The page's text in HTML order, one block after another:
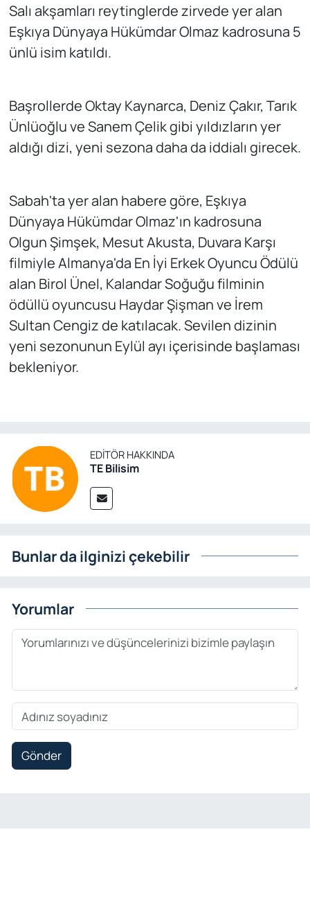
Salı akşamları reytinglerde zirvede yer alan
Eşkıya Dünyaya Hükümdar Olmaz kadrosuna 5
ünlü isim katıldı.
Başrollerde Oktay Kaynarca, Deniz Çakır, Tarık
Ünlüoğlu ve Sanem Çelik gibi yıldızların yer
aldığı dizi, yeni sezona daha da iddialı girecek.
Sabah'ta yer alan habere göre, Eşkıya
Dünyaya Hükümdar Olmaz'ın kadrosuna
Olgun Şimşek, Mesut Akusta, Duvara Karşı
filmiyle Almanya'da En İyi Erkek Oyuncu Ödülü
alan Birol Ünel, Kalandar Soğuğu filminin
ödüllü oyuncusu Haydar Şişman ve İrem
Sultan Cengiz de katılacak. Sevilen dizinin
yeni sezonunun Eylül ayı içerisinde başlaması
bekleniyor.
EDITÖR HAKKINDA
TE Bilisim
Bunlar da ilginizi çekebilir
Yorumlar
Gönder